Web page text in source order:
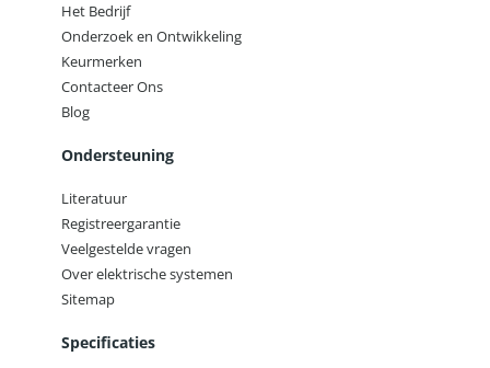
Het Bedrijf
Onderzoek en Ontwikkeling
Keurmerken
Contacteer Ons
Blog
Ondersteuning
Literatuur
Registreergarantie
Veelgestelde vragen
Over elektrische systemen
Sitemap
Specificaties